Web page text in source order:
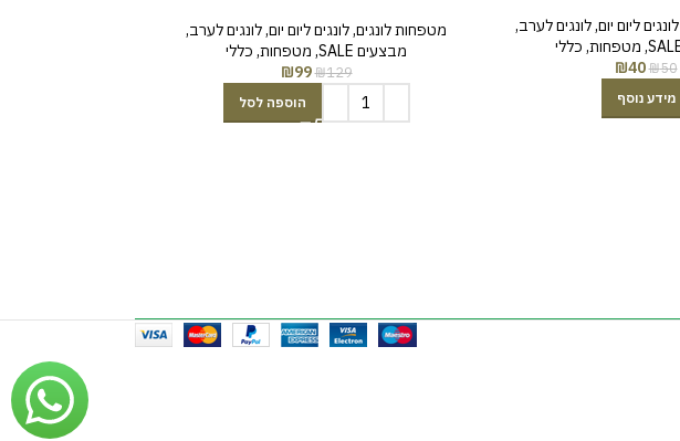
לונגים ליום יום,לונגים לערב,
, מטפחות, כללי
₪50
₪40
מידע נוסף
מטפחות לונגים,לונגים ליום יום,לונגים לערב,
מבצעים SALE
, מטפחות, כללי
₪129
₪99
הוספה לסל